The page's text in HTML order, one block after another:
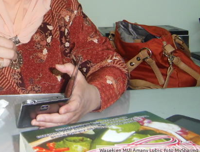
Wasekjen MUI Amany Lubis. foto:MySharing.